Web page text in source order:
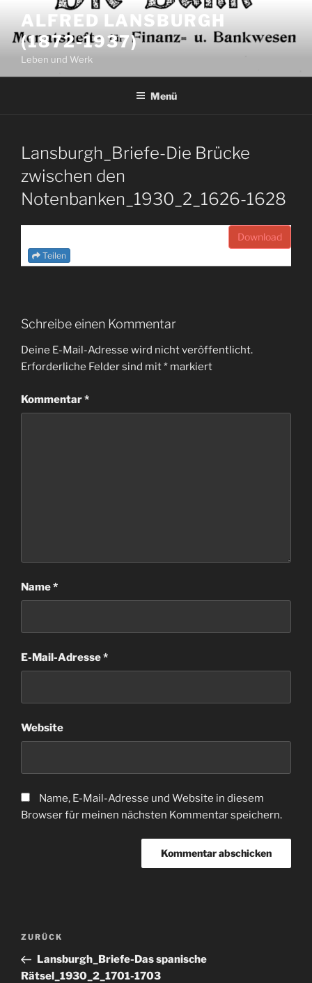
Inhalt
springen
ALFRED LANSBURGH
(1872-1937)
Leben und Werk
Menü
Lansburgh_Briefe-Die Brücke
zwischen den
Notenbanken_1930_2_1626-1628
Download
Teilen
Schreibe einen Kommentar
Deine E-Mail-Adresse wird nicht veröffentlicht.
Erforderliche Felder sind mit* markiert
Kommentar*
Name*
E-Mail-Adresse*
Website
Name, E-Mail-Adresse und Website in diesem
Browser für meinen nächsten Kommentar speichern.
Beitragsnavigation
Vorheriger
Beitrag
ZURÜCK
Lansburgh_Briefe-Das spanische
Rätsel_1930_2_1701-1703